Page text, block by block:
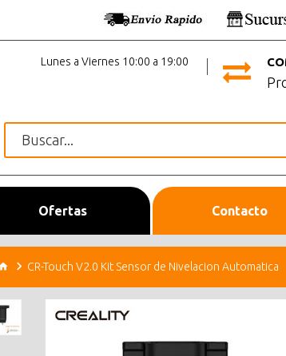
Lunes a Viernes 10:00 a 19:00
Ofertas Contacto
CR-Touch V2.0 Kit Sensor de Nivelacion Automatica